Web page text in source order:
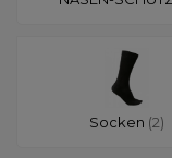
Socken (2)